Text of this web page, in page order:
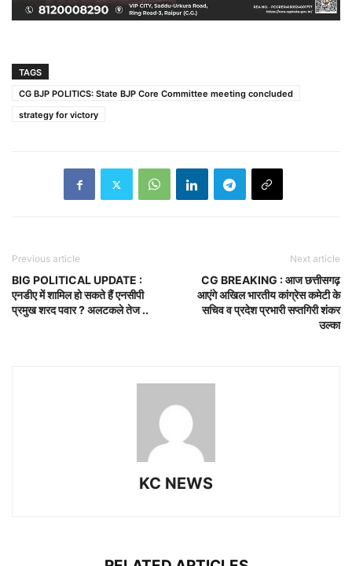
TAGS
CG BJP POLITICS: State BJP Core Committee meeting concluded
strategy for victory
Previous article
BIG POLITICAL UPDATE :
एनडीए में शामिल हो सकते हैं एनसीपी
प्रमुख शरद पवार ? अलटकले तेज ..
Next article
CG BREAKING : आज छत्तीसगढ़
आएंगे अखिल भारतीय कांग्रेस कमेटी के
सचिव व प्रदेश प्रभारी सप्तगिरी शंकर
उल्का
KC NEWS